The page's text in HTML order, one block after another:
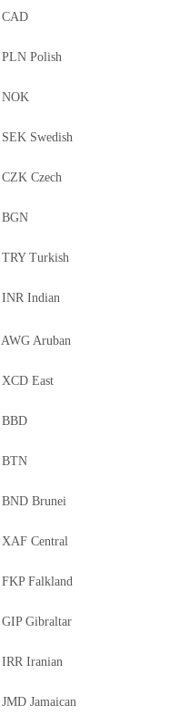
CAD
PLN Polish
NOK
SEK Swedish
CZK Czech
BGN
TRY Turkish
INR Indian
AWG Aruban
XCD East
BBD
BTN
BND Brunei
XAF Central
FKP Falkland
GIP Gibraltar
IRR Iranian
JMD Jamaican